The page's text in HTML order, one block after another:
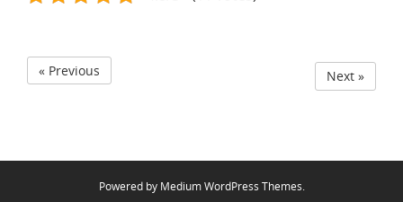
« Previous Next »
Powered by Medium WordPress Themes